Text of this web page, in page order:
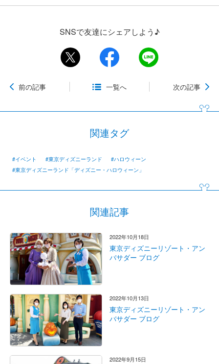
SNSで友達にシェアしよう♪
前の記事 一覧へ 次の記事
関連タグ
#イベント #東京ディズニーランド
#ハロウィーン
#東京ディズニーランド「ディズニー・ハロウィーン」
関連記事
2022年10月18日
東京ディズニーリゾート・アン
バサダー ブログ
2022年10月13日
東京ディズニーリゾート・アン
バサダー ブログ
2022年9月15日